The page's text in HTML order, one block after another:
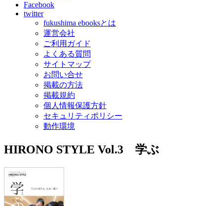
Facebook
twitter
fukushima ebooksとは
運営会社
ご利用ガイド
よくある質問
サイトマップ
お問い合せ
掲載の方法
掲載規約
個人情報保護方針
セキュリティポリシー
動作環境
HIRONO STYLE Vol.3 学ぶ